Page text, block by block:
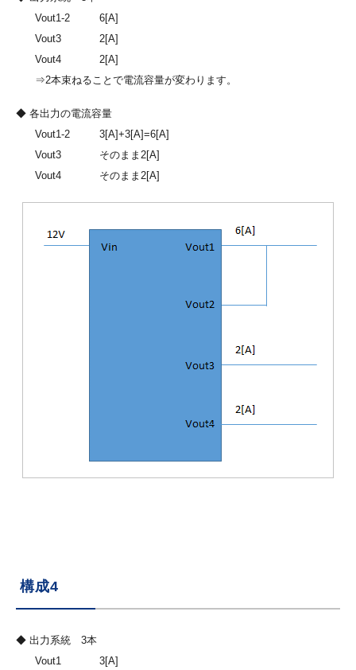
Vout1-2
6[A]
Vout3
2[A]
Vout4
2[A]
⇒2本束ねることで電流容量が変わります。
◆ 各出力の電流容量
Vout1-2
3[A]+3[A]=6[A]
Vout3
そのまま2[A]
Vout4
そのまま2[A]
構成4
◆ 出力系統 3本
Vout1
3[A]